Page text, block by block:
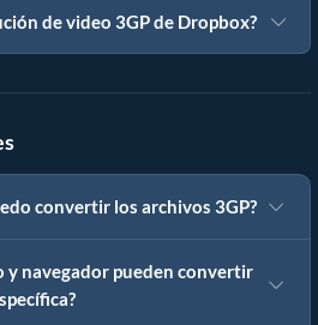
de video 3GP de Dropbox?
convertir los archivos 3GP?
y navegador pueden convertir